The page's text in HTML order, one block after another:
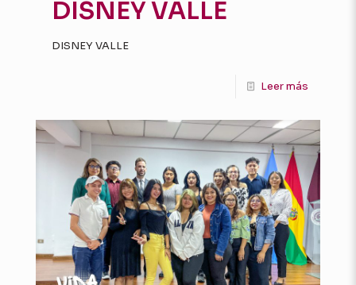
DISNEY VALLE
DISNEY VALLE
Leer más